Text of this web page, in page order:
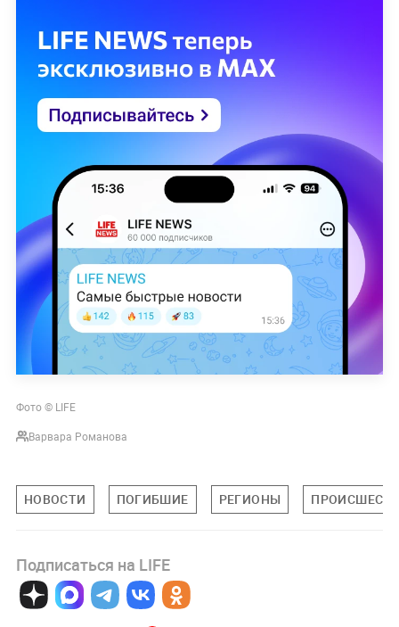
Фото © LIFE
Варвара Романова
НОВОСТИ ПОГИБШИЕ РЕГИОНЫ
Подписаться на LIFE